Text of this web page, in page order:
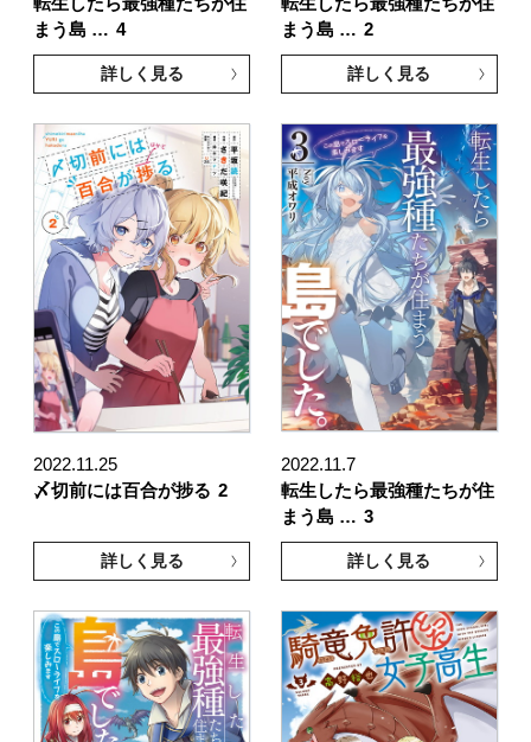
まう島 … 4
詳しく見る
まう島 … 2
詳しく見る
2022.11.25
〆切前には百合が捗る 2
詳しく見る
2022.11.7
転生したら最強種たちが住
まう島 … 3
詳しく見る